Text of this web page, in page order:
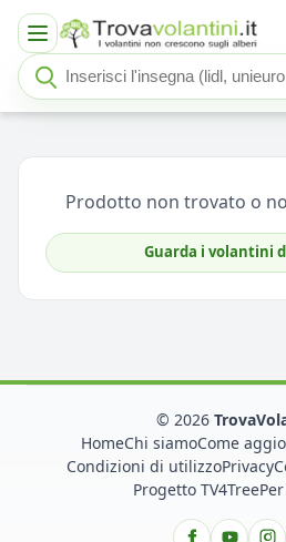
Cerca insegna o negozio
Seleziona un'insegna
Prodotto non trovato o
Guarda i volantini
© 2026
HomeChi siamoCome
Condizioni di utilizzoPrivacy
Progetto TV4Tree